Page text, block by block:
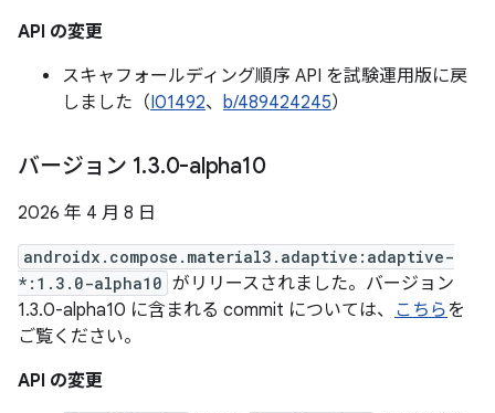
API の変更
スキャフォールディング順序 API を試験運用版に戻
しました（I01492、 b/489424245）
バージョン 1.3.0-alpha10
2026 年 4 月 8 日
androidx.compose.material3.adaptive:adaptive-
*:1.3.0-alpha10 がリリースされました。バージョン
1.3.0-alpha10 に含まれる commit については、 こちらを
ご覧ください。
API の変更